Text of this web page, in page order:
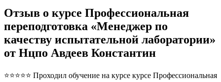
Отзыв о курсе Профессиональная
переподготовка «Менеджер по
качеству испытательной лаборатории»
от Нцпо Авдеев Константин
⭐⭐⭐⭐⭐ Проходил обучение на курсе курсе Профессиональная